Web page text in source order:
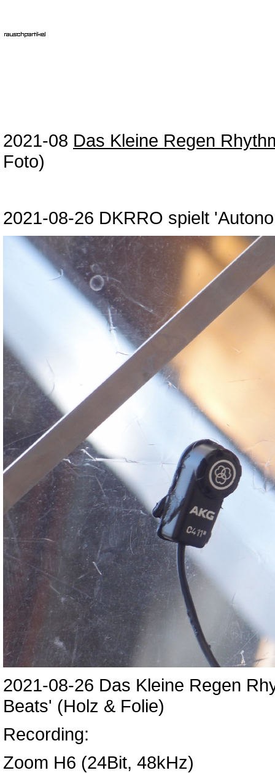
2021-08 Das Kleine Regen
Foto)
2021-08-26 DKRRO spielt
2021-08-26 Das Kleine Regen
Beats' (Holz & Folie)
Recording:
Zoom H6 (24Bit, 48kHz)